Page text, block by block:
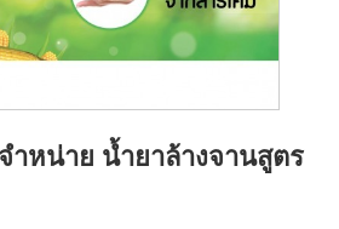
หน่าย น้ำยาล้างจานสูตร